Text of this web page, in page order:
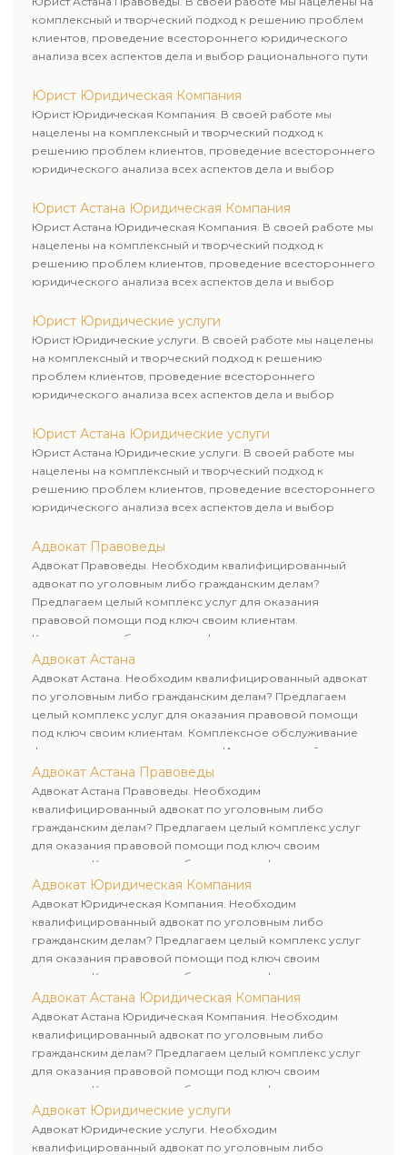
комплексный и творческий подход к решению проблем
клиентов, проведение всестороннего юридического
анализа всех аспектов дела и выбор рационального пути
Юрист Юридическая Компания
Юрист Юридическая Компания. В своей работе мы
нацелены на комплексный и творческий подход к
решению проблем клиентов, проведение всестороннего
юридического анализа всех аспектов дела и выбор
Юрист Астана Юридическая Компания
Юрист Астана Юридическая Компания. В своей работе мы
нацелены на комплексный и творческий подход к
решению проблем клиентов, проведение всестороннего
юридического анализа всех аспектов дела и выбор
Юрист Юридические услуги
Юрист Юридические услуги. В своей работе мы нацелены
на комплексный и творческий подход к решению
проблем клиентов, проведение всестороннего
юридического анализа всех аспектов дела и выбор
Юрист Астана Юридические услуги
Юрист Астана Юридические услуги. В своей работе мы
нацелены на комплексный и творческий подход к
решению проблем клиентов, проведение всестороннего
юридического анализа всех аспектов дела и выбор
Адвокат Правоведы
Адвокат Правоведы. Необходим квалифицированный
адвокат по уголовным либо гражданским делам?
Предлагаем целый комплекс услуг для оказания
правовой помощи под ключ своим клиентам.
Комплексное обслуживание физических и юридических
лиц. Индивидуальный подход к каждому клиенту.
Адвокат Астана
Адвокат Астана. Необходим квалифицированный адвокат
по уголовным либо гражданским делам? Предлагаем
целый комплекс услуг для оказания правовой помощи
под ключ своим клиентам. Комплексное обслуживание
физических и юридических лиц. Индивидуальный подход к
каждому клиенту.
Адвокат Астана Правоведы
Адвокат Астана Правоведы. Необходим
квалифицированный адвокат по уголовным либо
гражданским делам? Предлагаем целый комплекс услуг
для оказания правовой помощи под ключ своим
клиентам. Комплексное обслуживание физических и
юридических лиц. Индивидуальный подход к каждому
клиенту.
Адвокат Юридическая Компания
Адвокат Юридическая Компания. Необходим
квалифицированный адвокат по уголовным либо
гражданским делам? Предлагаем целый комплекс услуг
для оказания правовой помощи под ключ своим
клиентам. Комплексное обслуживание физических и
юридических лиц. Индивидуальный подход к каждому
клиенту.
Адвокат Астана Юридическая Компания
Адвокат Астана Юридическая Компания. Необходим
квалифицированный адвокат по уголовным либо
гражданским делам? Предлагаем целый комплекс услуг
для оказания правовой помощи под ключ своим
клиентам. Комплексное обслуживание физических и
юридических лиц. Индивидуальный подход к каждому
клиенту.
Адвокат Юридические услуги
Адвокат Юридические услуги. Необходим
квалифицированный адвокат по уголовным либо